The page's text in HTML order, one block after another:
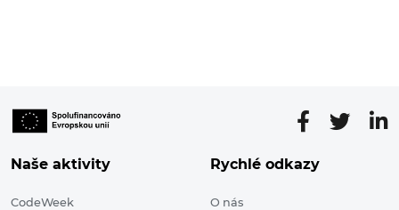
Naše aktivity
CodeWeek
Rychlé odkazy
O nás